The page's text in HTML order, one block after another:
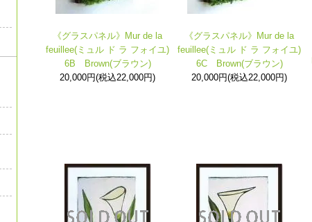
《グラスパネル》Mur de la
feuillee(ミュル ド ラ フォイユ)
6B Brown(ブラウン)
20,000円(税込22,000円)
《グラスパネル》Mur de la
feuillee(ミュル ド ラ フォイユ)
6C Brown(ブラウン)
20,000円(税込22,000円)